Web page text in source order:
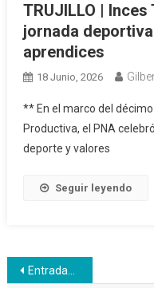
TRUJILLO |
jornada
aprendices
18 Junio, 2026
** En el marco del
Productiva, el PNA
deporte y valores
Seguir leyendo
Navegación
Entradas anteriores